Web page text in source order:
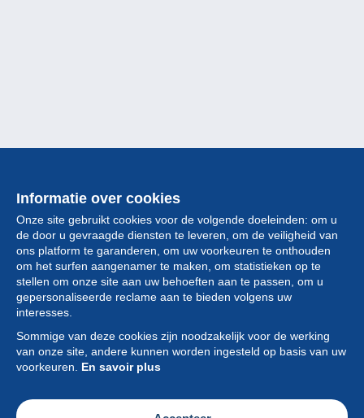
Informatie over cookies
Onze site gebruikt cookies voor de volgende doeleinden: om u
de door u gevraagde diensten te leveren, om de veiligheid van
ons platform te garanderen, om uw voorkeuren te onthouden
om het surfen aangenamer te maken, om statistieken op te
stellen om onze site aan uw behoeften aan te passen, om u
gepersonaliseerde reclame aan te bieden volgens uw
interesses.
Sommige van deze cookies zijn noodzakelijk voor de werking
van onze site, andere kunnen worden ingesteld op basis van uw
voorkeuren. En savoir plus
Collectie
Nieuws
Functie
Vereniging